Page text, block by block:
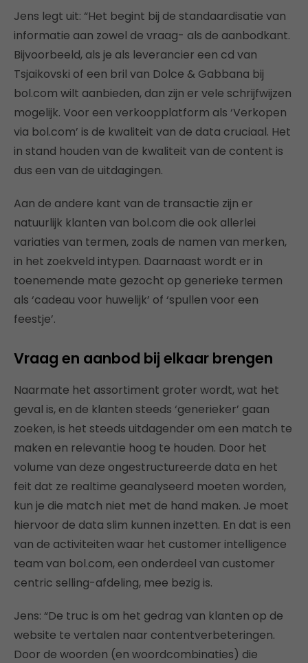
Jens legt uit: “Het begint bij de standaardisatie van
informatie aan zowel de vraag- als de aanbodkant.
Bijvoorbeeld, als je als leverancier een cd van
Tsjaikovski of een bril van Dolce & Gabbana bij
bol.com wilt aanbieden, dan zijn er vele schrijfwijzen
mogelijk. Voor een verkoopplatform als ‘Verkopen
via bol.com’ is de kwaliteit van de data cruciaal. Het
in stand houden van de kwaliteit van de content is
dus een van de uitdagingen.
Aan de andere kant van de transactie zijn er
natuurlijk klanten van bol.com die ook allerlei
variaties van termen, zoals de namen van merken,
in het zoekveld intypen. Daarnaast wordt er in
toenemende mate gezocht op generieke termen
als ‘cadeau voor huwelijk’ of ‘spullen voor een
feestje’.
Vraag en aanbod bij elkaar brengen
Naarmate het assortiment groter wordt, wat het
geval is, en de klanten steeds ‘generieker’ gaan
zoeken, is het steeds uitdagender om een match te
maken en relevantie hoog te houden. Door het
volume van deze ongestructureerde data en het
feit dat ze realtime geanalyseerd moeten worden,
kun je die match niet met de hand maken. Je moet
hiervoor de data slim kunnen inzetten. En dat is een
van de activiteiten waar het customer intelligence
team van bol.com, een onderdeel van customer
centric selling-afdeling, mee bezig is.
Jens: “De truc is om het gedrag van klanten op de
website te vertalen naar contentverbeteringen.
Door de woorden (en woordcombinaties) die